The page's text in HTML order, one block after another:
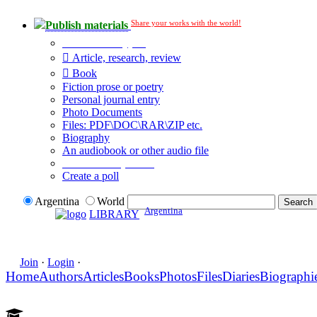
Publish materials Share your works with the world!
Article, research, review
Book
Fiction prose or poetry
Personal journal entry
Photo Documents
Files: PDF\DOC\RAR\ZIP etc.
Biography
An audiobook or other audio file
Create a poll
Argentina
World
LIBRARY Argentina
Join · Login ·
HomeAuthorsArticlesBooksPhotosFilesDiaries